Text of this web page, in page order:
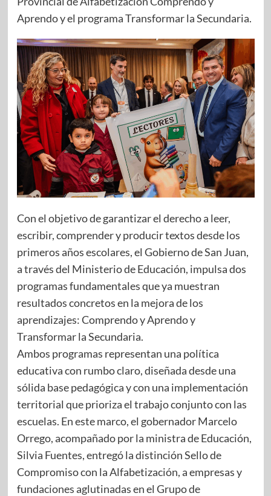
Aprendo y el programa Transformar la Secundaria.
Con el objetivo de garantizar el derecho a leer,
escribir, comprender y producir textos desde los
primeros años escolares, el Gobierno de San Juan,
a través del Ministerio de Educación, impulsa dos
programas fundamentales que ya muestran
resultados concretos en la mejora de los
aprendizajes: Comprendo y Aprendo y
Transformar la Secundaria.
Ambos programas representan una política
educativa con rumbo claro, diseñada desde una
sólida base pedagógica y con una implementación
territorial que prioriza el trabajo conjunto con las
escuelas. En este marco, el gobernador Marcelo
Orrego, acompañado por la ministra de Educación,
Silvia Fuentes, entregó la distinción Sello de
Compromiso con la Alfabetización, a empresas y
fundaciones aglutinadas en el Grupo de